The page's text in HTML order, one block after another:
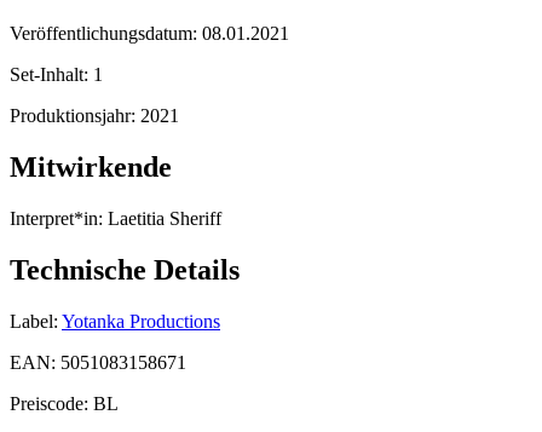
Veröffentlichungsdatum: 08.01.2021
Set-Inhalt: 1
Produktionsjahr: 2021
Mitwirkende
Interpret*in: Laetitia Sheriff
Technische Details
Label: Yotanka Productions
EAN: 5051083158671
Preiscode: BL